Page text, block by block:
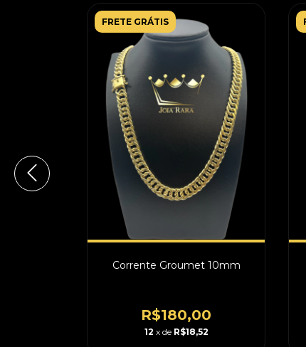
FRETE GRÁTIS
Corrente Groumet 10mm
R$180,00
12 x de R$18,52